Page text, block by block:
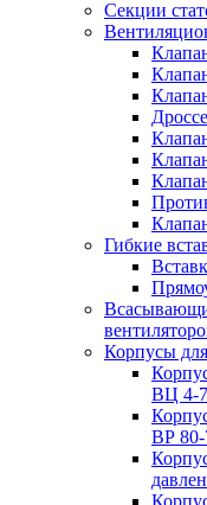
Секции
Гибкие
Корпусы
ВЦ 4-
ВР